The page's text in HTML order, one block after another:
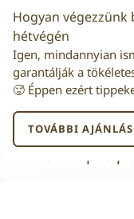
Hogyan
hétvégén
Igen, mindannyian
garantálják a
🥵 Éppen ezért
TOVÁBBI